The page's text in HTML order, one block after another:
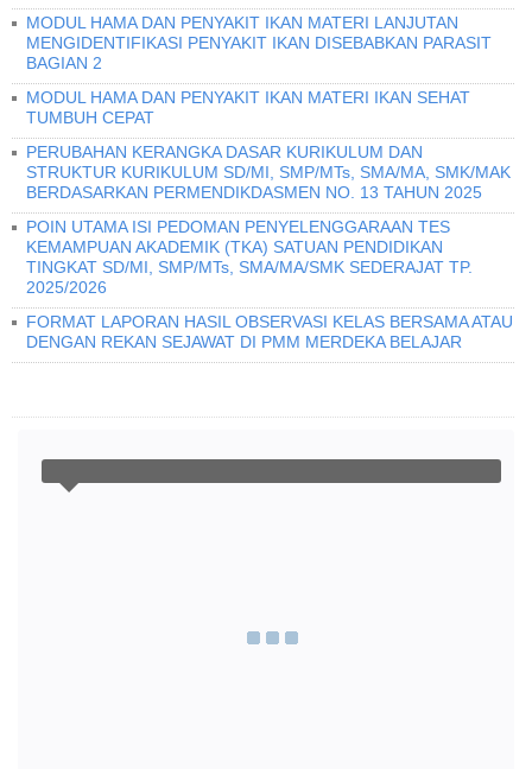
MODUL HAMA DAN PENYAKIT IKAN MATERI LANJUTAN
MENGIDENTIFIKASI PENYAKIT IKAN DISEBABKAN PARASIT
BAGIAN 2
MODUL HAMA DAN PENYAKIT IKAN MATERI IKAN SEHAT
TUMBUH CEPAT
PERUBAHAN KERANGKA DASAR KURIKULUM DAN
STRUKTUR KURIKULUM SD/MI, SMP/MTs, SMA/MA, SMK/MAK
BERDASARKAN PERMENDIKDASMEN NO. 13 TAHUN 2025
POIN UTAMA ISI PEDOMAN PENYELENGGARAAN TES
KEMAMPUAN AKADEMIK (TKA) SATUAN PENDIDIKAN
TINGKAT SD/MI, SMP/MTs, SMA/MA/SMK SEDERAJAT TP.
2025/2026
FORMAT LAPORAN HASIL OBSERVASI KELAS BERSAMA ATAU
DENGAN REKAN SEJAWAT DI PMM MERDEKA BELAJAR